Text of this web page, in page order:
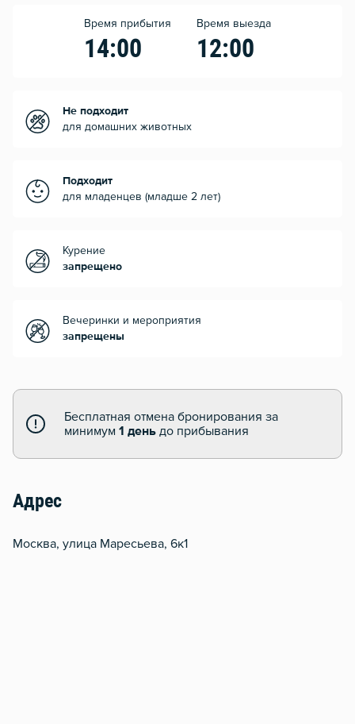
Время прибытия
14:00
Время выезда
12:00
Не подходит
для домашних животных
Подходит
для младенцев (младше 2 лет)
Курение
запрещено
Вечеринки и мероприятия
запрещены
Бесплатная отмена бронирования за
минимум 1 день до прибывания
Адрес
Москва, улица Маресьева, 6к1